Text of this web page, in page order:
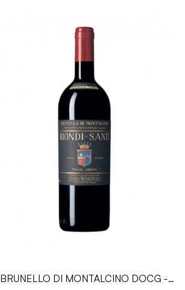
BRUNELLO DI MONTALCINO DOCG -